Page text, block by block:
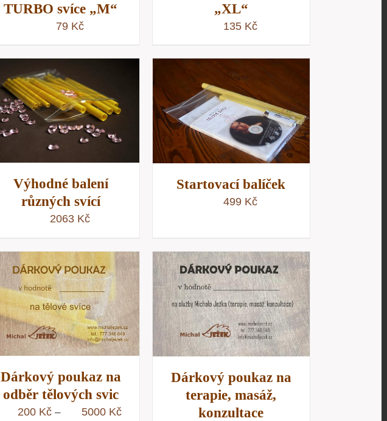
TURBO svíce „M“
79 Kč
„XL“
135 Kč
Výhodné balení
různých svící
2063 Kč
PŘIDAT DO KOŠÍKU /
RYCHLÝ NÁHLED
Startovací balíček
499 Kč
Dárkový poukaz na
odběr tělových svic
200 Kč – 5000 KčRozpětí
VÝBĚR MOŽNOSTÍ
RYCHLÝ NÁHLED
Dárkový poukaz na
terapie, masáž,
konzultace